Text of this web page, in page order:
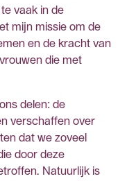
vaak in de
mijn missie om de
en de kracht van
die met
delen: de
verschaffen over
dat we zoveel
door deze
Natuurlijk is